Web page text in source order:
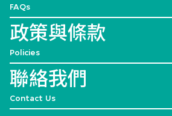
FAQs
政策與條款
Policies
聯絡我們
Contact Us